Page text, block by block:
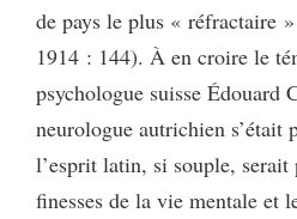
de pays le plus « réfractaire
1914 : 144). À en croire le
psychologue suisse Édouard
neurologue autrichien s’était
l’esprit latin, si souple, serait
finesses de la vie mentale et